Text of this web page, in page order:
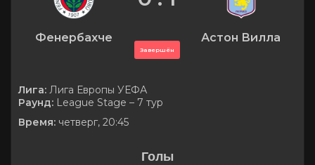
Фенербахче
Завершён
Астон Вилла
Лига: Лига Европы УЕФА
Раунд: League Stage – 7 тур
Время: четверг, 20:45
Голы